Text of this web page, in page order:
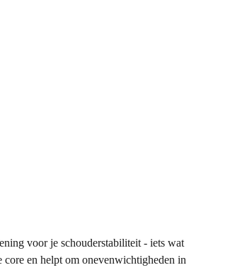
voor je schouderstabiliteit - iets wat
en helpt om onevenwichtigheden in